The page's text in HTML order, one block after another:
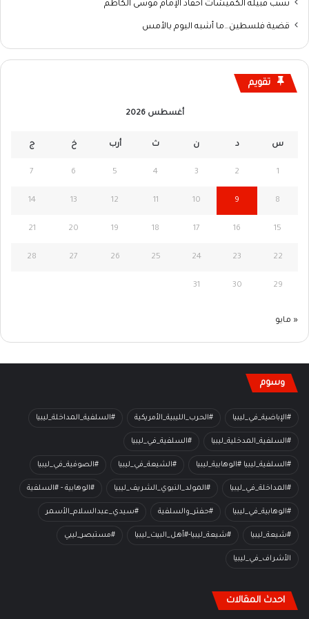
نسب قبيلة الكميشات أحفاد الإمام موسى الكاظم
قضية فلسطين…ما أشبه اليوم بالأمس
تقويم
أغسطس 2026
س د ن ث أرب خ ج
1
2
3
4
5
6
7
8
9
10
11
12
13
14
15
16
17
18
19
20
21
22
23
24
25
26
27
28
29
30
31
« مايو
وسوم
#الإباضية_في_ليبيا #الحرب_الليبية_الأمريكية #السلفية_المداخلة_ليبيا
#السلفية_المدخلية_ليبيا #السلفية_في_ليبيا
#السلفية_ليبيا #الوهابية_ليبيا #الشيعة_في_ليبيا #الصوفية_في_ليبيا
#المداخلة_في_ليبيا #المولد_النبوي_الشريف_ليبيا #الوهابية - #السلفية
#الوهابية_في_ليبيا #حفتر_والسلفية #سيدي_عبدالسلام_الأسمر
#شيعة_ليبيا #شيعة_ليبيا-#أهل_البيت_ليبيا #مستبصر_ليبي
الأشراف_في_ليبيا
احدث المقالات